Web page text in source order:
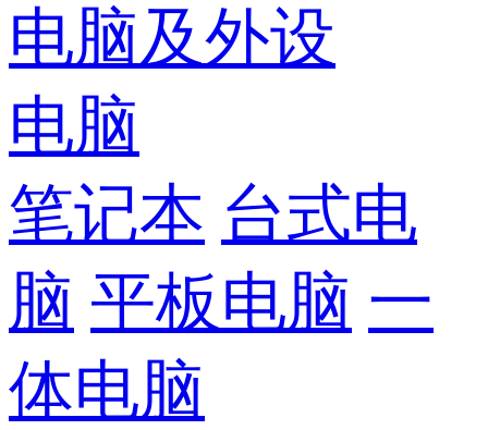
电脑及外设
电脑
笔记本 台式电
脑 平板电脑 一
体电脑